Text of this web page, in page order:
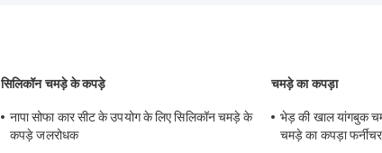
सिलिकॉन चमड़े के कपड़े
नापा सोफा कार सीट के उपयोग के लिए सिलिकॉन चमड़े के
कपड़े जलरोधक
चमड़े का कपड़ा
भेड़ की खाल यांगबुक
चमड़े का कपड़ा